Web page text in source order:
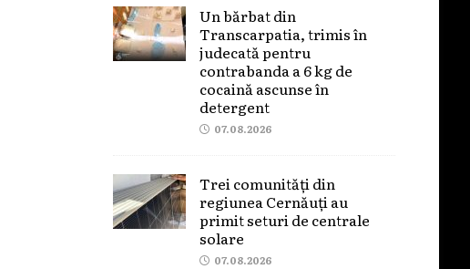
Un bărbat din
Transcarpatia, trimis în
judecată pentru
contrabanda a 6 kg de
cocaină ascunse în
detergent
07.08.2026
Trei comunități din
regiunea Cernăuți au
primit seturi de centrale
solare
07.08.2026